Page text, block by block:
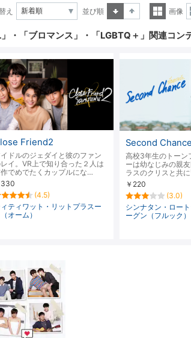
え
並び順
表示
画像
」・「ブロマンス」・「LGBTQ＋」関連コン
Friend2
ドルのジェダイと彼のファン
イ。VR上で知り合った２人は
でめでたくカップルにな…
330
(4.5)
ティワット・リットプラスー
（オーム）
Second Chance
高校3年生のトーン
ーは幼なじみの親
ラスのクリスと共
￥220
(3.0)
シンナタン・ロー
ーグン（フルック）